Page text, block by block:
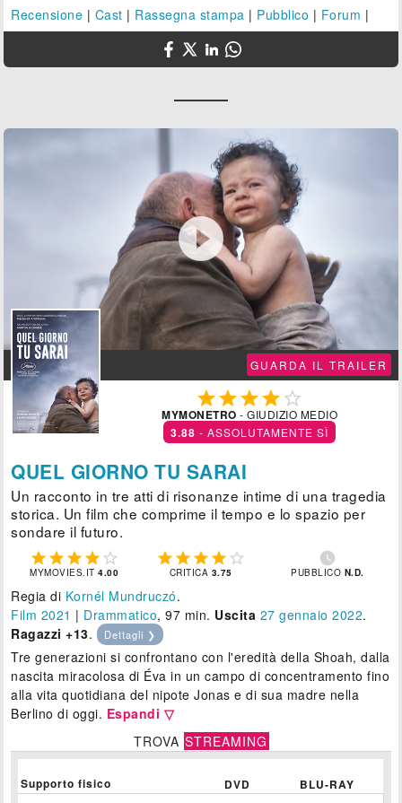
Recensione | Cast | Rassegna stampa | Pubblico | Forum |

GUARDA IL TRAILER
 
MYMONETRO - GIUDIZIO MEDIO
3.88 - ASSOLUTAMENTE SÌ
QUEL GIORNO TU SARAI
Un racconto in tre atti di risonanze intime di una tragedia
storica. Un film che comprime il tempo e lo spazio per
sondare il futuro.
    
MYMOVIES.IT4.00
    
CRITICA 3.75

PUBBLICO N.D.
Regia di Kornél Mundruczó.
Film 2021 | Drammatico, 97 min. Uscita 27 gennaio 2022.
Ragazzi +13. Dettagli ❯
Tre generazioni si confrontano con l'eredità della Shoah, dalla
nascita miracolosa di Éva in un campo di concentramento fino
alla vita quotidiana del nipote Jonas e di sua madre nella
Berlino di oggi. Espandi ▽
TROVA STREAMING
Supporto fisico DVD BLU-RAY